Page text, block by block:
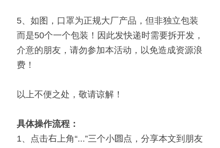
5、如图，口罩为正规大厂产品，但非独立包装
而是50个一个包装！因此发快递时需要拆开发，
介意的朋友，请勿参加本活动，以免造成资源浪
费！
以上不便之处，敬请谅解！
具体操作流程：
1、点击右上角“...”三个小圆点，分享本文到朋友